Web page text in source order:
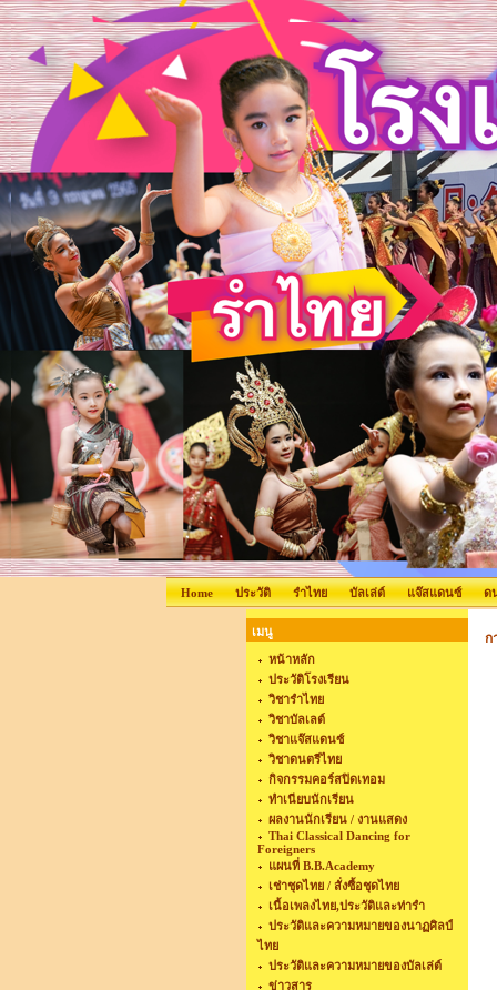
Home ประวัติ รำไทย บัลเล่ต์ แจ๊สแดนซ์ ด
เมนู
หน้าหลัก
ประวัติโรงเรียน
วิชารำไทย
วิชาบัลเลต์
วิชาแจ๊สแดนซ์
วิชาดนตรีไทย
กิจกรรมคอร์สปิดเทอม
ทำเนียบนักเรียน
ผลงานนักเรียน / งานแสดง
Thai Classical Dancing for
Foreigners
แผนที่ B.B.Academy
เช่าชุดไทย / สั่งซื้อชุดไทย
เนื้อเพลงไทย,ประวัติและท่ารำ
ประวัติและความหมายของนาฏศิลป์
ไทย
ประวัติและความหมายของบัลเล่ต์
ข่าวสาร
ก